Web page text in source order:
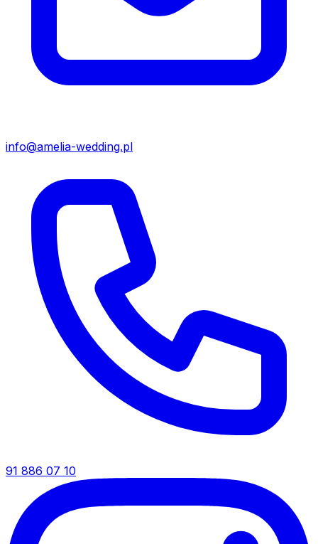
info@amelia-wedding.pl
91 886 07 10